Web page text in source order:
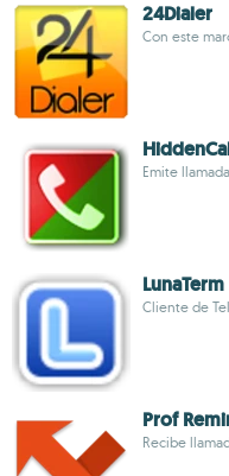
24Dialer
Con este
Emite
LunaTerm
Cliente de
Prof
Recibe